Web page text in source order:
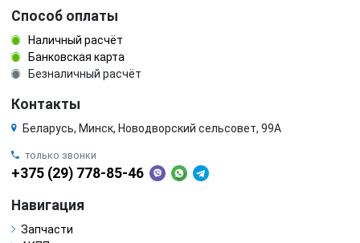
Способ оплаты
Наличный расчёт
Банковская карта
Безналичный расчёт
Контакты
Беларусь, Минск, Новодворский сельсовет, 99А
только звонки
+375 (29) 778-85-46
Навигация
Запчасти